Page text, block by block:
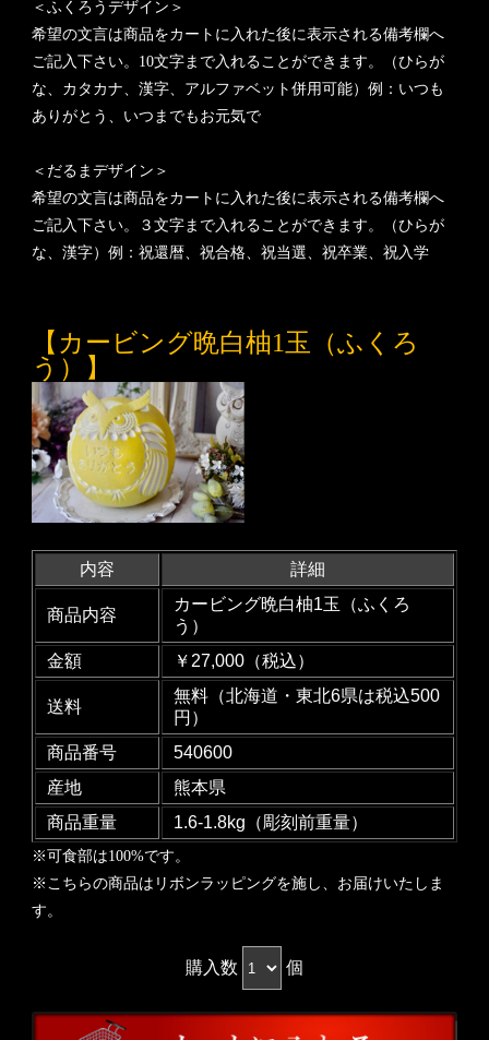
＜ふくろうデザイン＞
希望の文言は商品をカートに入れた後に表示される備考欄へ
ご記入下さい。10文字まで入れることができます。（ひらが
な、カタカナ、漢字、アルファベット併用可能）例：いつも
ありがとう、いつまでもお元気で
＜だるまデザイン＞
希望の文言は商品をカートに入れた後に表示される備考欄へ
ご記入下さい。３文字まで入れることができます。（ひらが
な、漢字）例：祝還暦、祝合格、祝当選、祝卒業、祝入学
【カービング晩白柚1玉（ふくろ
う）】
内容 詳細
商品内容
カービング晩白柚1玉（ふくろ
う）
金額
￥27,000（税込）
送料
無料（北海道・東北6県は税込500
円）
商品番号
540600
産地
熊本県
商品重量
1.6-1.8kg（彫刻前重量）
※可食部は100%です。
※こちらの商品はリボンラッピングを施し、お届けいたしま
す。
購入数 個